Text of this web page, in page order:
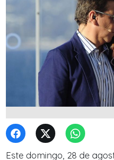
Este domingo, 28 de